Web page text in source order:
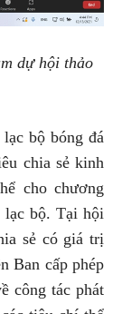
dự hội thảo
bộ bóng đá
chia sẻ kinh
cho chương
lạc bộ. Tại hội
sẻ có giá trị
Ban cấp phép
công tác phát